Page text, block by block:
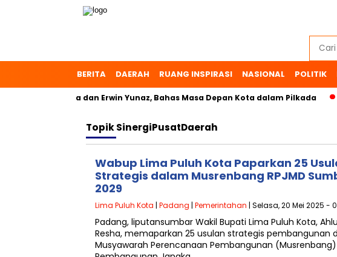
BERITA DAERAH RUANG INSPIRASI NASIONAL POLITIK
Dr. Zulmaeta dan Erwin Yunaz, Bahas Masa Depan Kota dalam Pilkada
TopikSinergiPusatDaerah
Wabup Lima Puluh Kota Paparkan 25
Strategis dalam Musrenbang RPJMD
2029
Lima Puluh Kota | Padang | Pemerintahan | Selasa, 20 Mei 2025 -
Padang, liputansumbar Wakil Bupati Lima Puluh Kota,
Resha, memaparkan 25 usulan strategis pembangunan
Musyawarah Perencanaan Pembangunan